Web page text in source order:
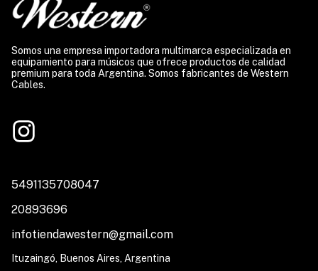
Somos una empresa importadora multimarca especializada en
equipamiento para músicos que ofrece productos de calidad
premium para toda Argentina. Somos fabricantes de Western
Cables.
5491135708047
20893696
infotiendawestern@gmail.com
Ituzaingó, Buenos Aires, Argentina